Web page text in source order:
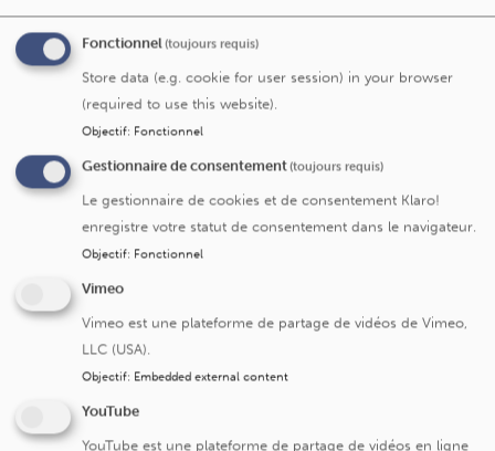
patients Saint-Luc, la soumission se fait via le CTC et en
fonction des différents types d’étude décrits
Dans le cadre d’unerecherche clinique n’incluant pas
de patients Saint-Luc:
- Si il s'agit d'une
soumission se fait au guichet académique UCLouvain du
).
toutes les autres études
comité d’éthique et la liste des documents à fournir (par
e-mail) est décrite ci-dessous.
Documents relatifs à la soumission d'une
étude au CEHF :
Fonctionnel(toujours requis)
Store data (e.g. cookie for user session) in your browser
(required to use this website).
Objectif: Fonctionnel
Gestionnaire de consentement(toujours requis)
Le gestionnaire de cookies et de consentement Klaro!
enregistre votre statut de consentement dans le navigateur.
Objectif: Fonctionnel
Vimeo
Vimeo est une plateforme de partage de vidéos de Vimeo,
LLC (USA).
Objectif: Embedded external content
YouTube
YouTube est une plateforme de partage de vidéos en ligne